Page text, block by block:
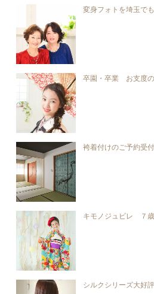
変身フォトを埼玉で
卒園・卒業 お支度
袴着付けのご予約受付
キモノジュビレ ７
シルクシリーズ大好